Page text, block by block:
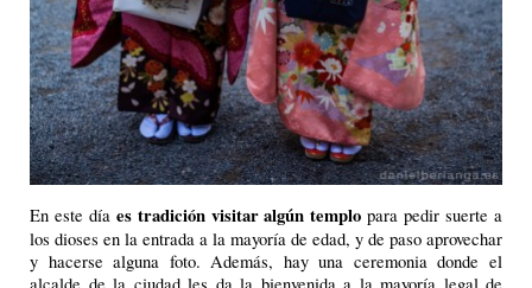
En este día es tradición visitar algún templo para pedir suerte a
los dioses en la entrada a la mayoría de edad, y de paso aprovechar
y hacerse alguna foto. Además, hay una ceremonia donde el